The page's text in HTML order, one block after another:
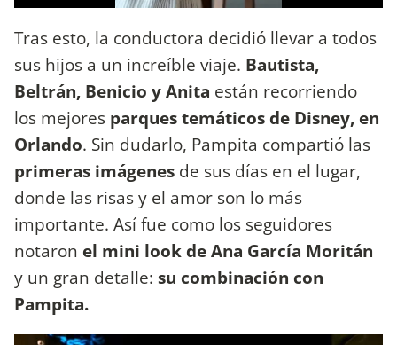
Tras esto, la conductora decidió llevar a todos
sus hijos a un increíble viaje. Bautista,
Beltrán, Benicio y Anita están recorriendo
los mejores parques temáticos de Disney, en
Orlando. Sin dudarlo, Pampita compartió las
primeras imágenes de sus días en el lugar,
donde las risas y el amor son lo más
importante. Así fue como los seguidores
notaron el mini look de Ana García Moritán
y un gran detalle: su combinación con
Pampita.